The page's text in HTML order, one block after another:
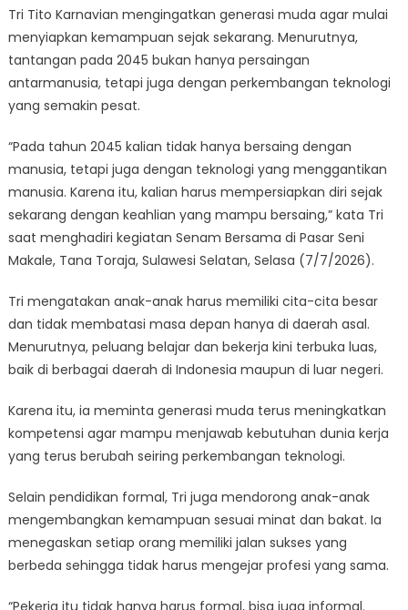
Tri Tito Karnavian mengingatkan generasi muda agar mulai
menyiapkan kemampuan sejak sekarang. Menurutnya,
tantangan pada 2045 bukan hanya persaingan
antarmanusia, tetapi juga dengan perkembangan teknologi
yang semakin pesat.
“Pada tahun 2045 kalian tidak hanya bersaing dengan
manusia, tetapi juga dengan teknologi yang menggantikan
manusia. Karena itu, kalian harus mempersiapkan diri sejak
sekarang dengan keahlian yang mampu bersaing,” kata Tri
saat menghadiri kegiatan Senam Bersama di Pasar Seni
Makale, Tana Toraja, Sulawesi Selatan, Selasa (7/7/2026).
Tri mengatakan anak-anak harus memiliki cita-cita besar
dan tidak membatasi masa depan hanya di daerah asal.
Menurutnya, peluang belajar dan bekerja kini terbuka luas,
baik di berbagai daerah di Indonesia maupun di luar negeri.
Karena itu, ia meminta generasi muda terus meningkatkan
kompetensi agar mampu menjawab kebutuhan dunia kerja
yang terus berubah seiring perkembangan teknologi.
Selain pendidikan formal, Tri juga mendorong anak-anak
mengembangkan kemampuan sesuai minat dan bakat. Ia
menegaskan setiap orang memiliki jalan sukses yang
berbeda sehingga tidak harus mengejar profesi yang sama.
“Pekerja itu tidak hanya harus formal, bisa juga informal.